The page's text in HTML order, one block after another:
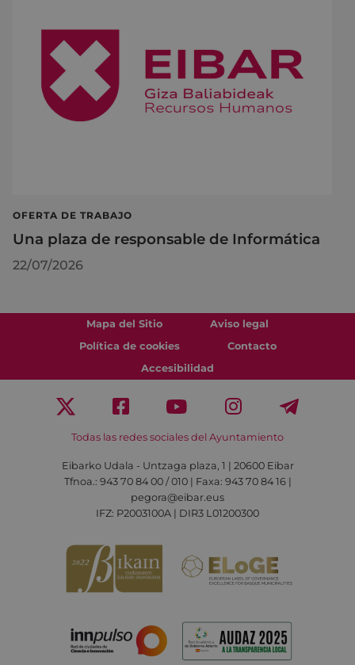
OFERTA DE TRABAJO
Una plaza de responsable de Informática
22/07/2026
Mapa del Sitio
Aviso legal
Política de cookies
Contacto
Accesibilidad
Todas las redes sociales del Ayuntamiento
Eibarko Udala - Untzaga plaza, 1 | 20600 Eibar
Tfnoa.: 943 70 84 00 / 010 | Faxa: 943 70 84 16 |
pegora@eibar.eus
IFZ: P2003100A | DIR3 L01200300